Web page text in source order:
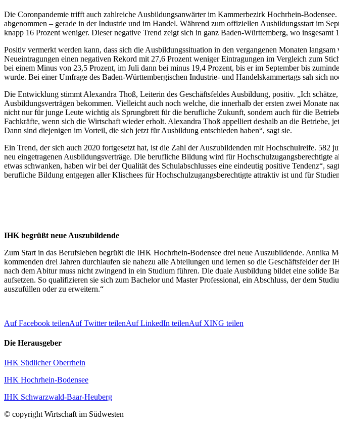
Die Coronpandemie trifft auch zahlreiche Ausbildungsanwärter im Kammerbezirk Hochrhein-
abgenommen – gerade in der Industrie und im Handel. Während zum offiziellen Ausbildungsstart im
knapp 16 Prozent weniger. Dieser negative Trend zeigt sich in ganz Baden-Württemberg, wo
Positiv vermerkt werden kann, dass sich die Ausbildungssituation in den vergangenen Monaten
Neueintragungen einen negativen Rekord mit 27,6 Prozent weniger Eintragungen im Vergleich zum
bei einem Minus von 23,5 Prozent, im Juli dann bei minus 19,4 Prozent, bis er im September bis
wurde. Bei einer Umfrage des Baden-Württembergischen Industrie- und Handelskammertags sah sich
Die Entwicklung stimmt Alexandra Thoß, Leiterin des Geschäftsfeldes Ausbildung, positiv. „Ich
Ausbildungsverträgen bekommen. Vielleicht auch noch welche, die innerhalb der ersten zwei Monate
nicht nur für junge Leute wichtig als Sprungbrett für die berufliche Zukunft, sondern auch für die
Fachkräfte, wenn sich die Wirtschaft wieder erholt. Alexandra Thoß appelliert deshalb an die Betriebe,
Dann sind diejenigen im Vorteil, die sich jetzt für Ausbildung entschieden haben“, sagt sie.
Ein Trend, der sich auch 2020 fortgesetzt hat, ist die Zahl der Auszubildenden mit Hochschulreife. 582
neu eingetragenen Ausbildungsverträge. Die berufliche Bildung wird für Hochschulzugangsberechtigte
etwas schwanken, haben wir bei der Qualität des Schulabschlusses eine eindeutig positive Tendenz“,
berufliche Bildung entgegen aller Klischees für Hochschulzugangsberechtigte attraktiv ist und für
IHK begrüßt neue Auszubildende
Zum Start in das Berufsleben begrüßt die IHK Hochrhein-Bodensee drei neue Auszubildende.
kommenden drei Jahren durchlaufen sie nahezu alle Abteilungen und lernen so die Geschäftsfelder
nach dem Abitur muss nicht zwingend in ein Studium führen. Die duale Ausbildung bildet eine solide
aufsetzen. So qualifizieren sie sich zum Bachelor und Master Professional, ein Abschluss, der dem
auszufüllen oder zu erweitern.“
Auf Facebook teilenAuf Twitter teilenAuf LinkedIn teilenAuf XING teilen
Die Herausgeber
IHK Südlicher Oberrhein
IHK Hochrhein-Bodensee
IHK Schwarzwald-Baar-Heuberg
© copyright Wirtschaft im Südwesten